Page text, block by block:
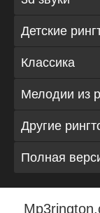
Детские
Классика
Мелодии из
Другие
Полная